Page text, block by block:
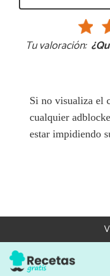
Tu valoración:
Si no visualiza el
cualquier
estar impidiendo